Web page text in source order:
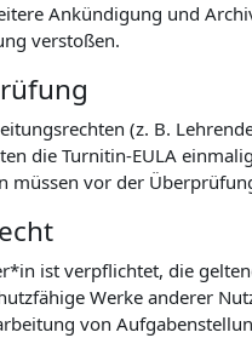
Ankündigung und
verstoßen.
(z. B.
die Turnitin-EULA
müssen vor der
ist verpflichtet, die
Werke anderer
von